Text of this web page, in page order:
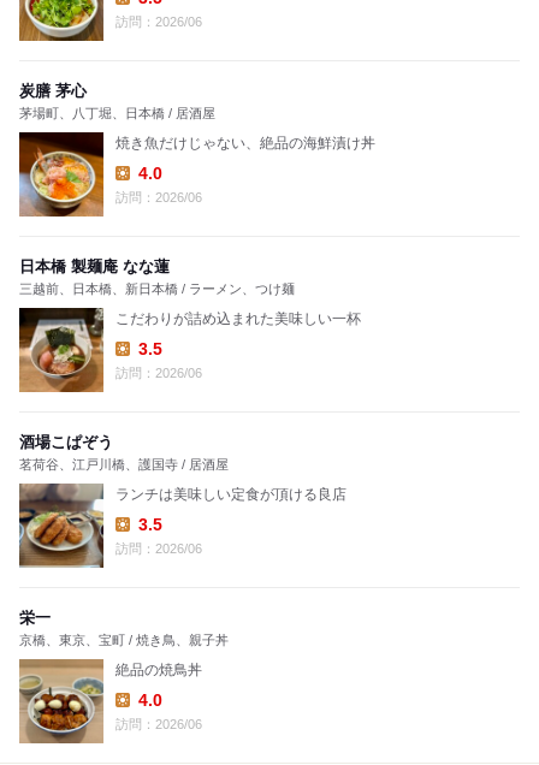
Lunch:
訪問：2026/06
炭膳 茅心
茅場町、八丁堀、日本橋 / 居酒屋
焼き魚だけじゃない、絶品の海鮮漬け丼
Lunch:
4.0
訪問：2026/06
日本橋 製麺庵 なな蓮
三越前、日本橋、新日本橋 / ラーメン、つけ麺
こだわりが詰め込まれた美味しい一杯
Lunch:
3.5
訪問：2026/06
酒場こぱぞう
茗荷谷、江戸川橋、護国寺 / 居酒屋
ランチは美味しい定食が頂ける良店
Lunch:
3.5
訪問：2026/06
栄一
京橋、東京、宝町 / 焼き鳥、親子丼
絶品の焼鳥丼
Lunch:
4.0
訪問：2026/06